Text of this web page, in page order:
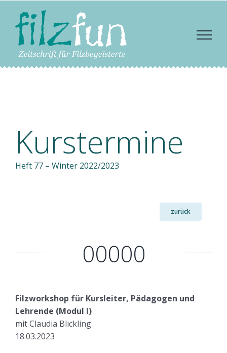
Inhalt
springen
Kurstermine
Heft 77 – Winter 2022/2023
zurück
00000
Filzworkshop für Kursleiter, Pädagogen und
Lehrende (Modul I)
mit Claudia Blickling
18.03.2023